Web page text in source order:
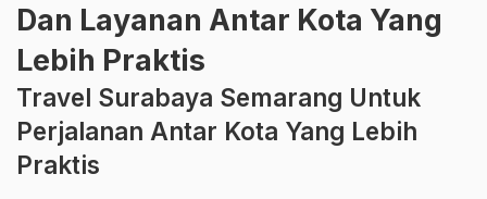
Dan Layanan Antar Kota Yang
Lebih Praktis
Travel Surabaya Semarang Untuk
Perjalanan Antar Kota Yang Lebih
Praktis